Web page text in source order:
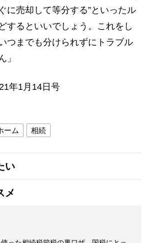
に売却して等分する”といったル
するといいでしょう。これをし
つまでも分けられずにトラブル
」
年1月14日号
ーム 相続
い
メ